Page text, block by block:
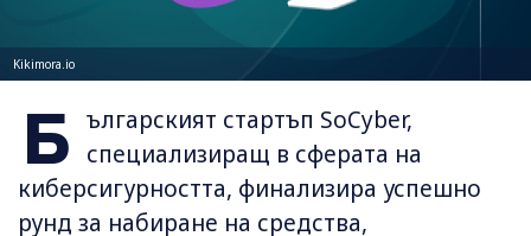
Kikimora.io
Б ългарският стартъп SoCyber,
специализиращ в сферата на
киберсигурността, финализира успешно
рунд за набиране на средства,